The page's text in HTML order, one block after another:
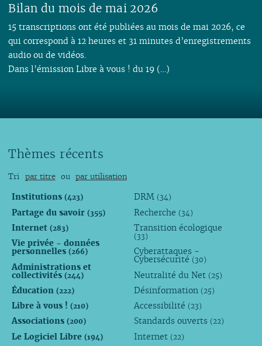
Bilan du mois de mai 2026
15 transcriptions ont été publiées au mois de mai 2026, ce
qui correspond à 12 heures et 31 minutes d’enregistrements
audio ou de vidéos.
Dans l’émission Libre à vous ! du 19 (…)
Thèmes récents
Tri par titre ou par utilisation
Institutions (423)
Partage du savoir (355)
Internet (283)
Vie privée - données
personnelles (266)
Administrations et
collectivités (244)
Éducation (222)
Libre à vous ! (210)
Associations (200)
Le Logiciel Libre (194)
DRM (34)
Recherche (34)
Transition écologique
(33)
Cyberattaques -
Cybersécurité (30)
Neutralité du Net (25)
Désinformation (25)
Accessibilité (23)
Standards ouverts (22)
Internet (22)